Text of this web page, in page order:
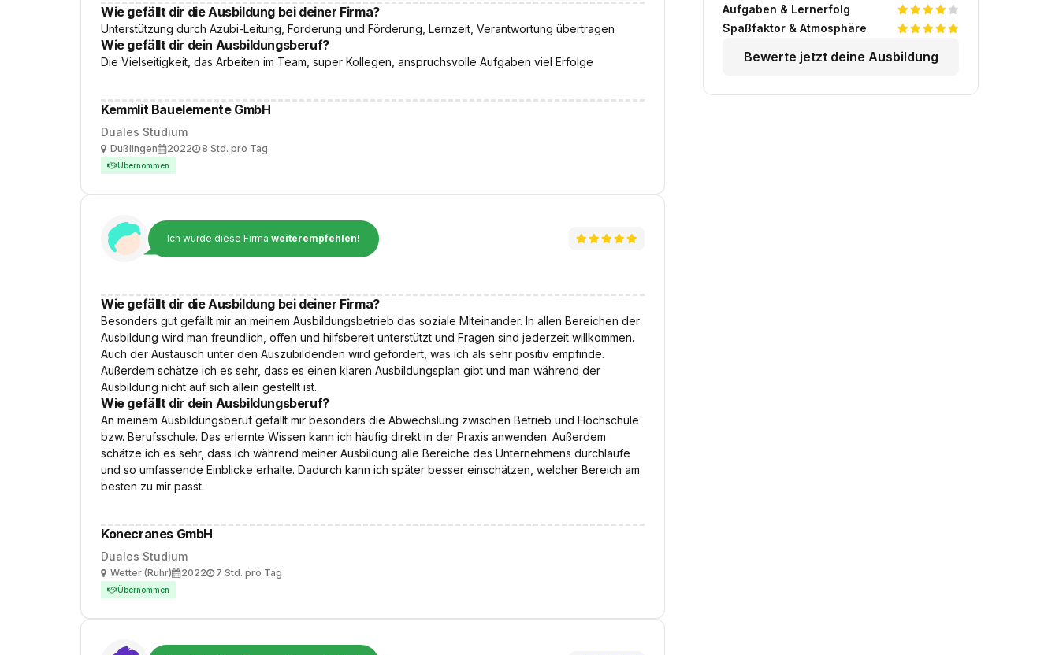
Aufgaben & Lernerfolg
Spaßfaktor & Atmosphäre
Bewerte jetzt deine Ausbildung
Wie gefällt dir die Ausbildung bei deiner Firma?
Unterstützung durch Azubi-Leitung, Forderung und Förderung, Lernzeit, Verantwortung übertragen
Wie gefällt dir dein Ausbildungsberuf?
Die Vielseitigkeit, das Arbeiten im Team, super Kollegen, anspruchsvolle Aufgaben viel Erfolge
Kemmlit Bauelemente GmbH
Duales Studium
OrtDußlingenAusbildungsbeginn
2022Arbeitszeit
8 Std. pro Tag
Übernommen
Ich würde diese Firma weiterempfehlen!
Wie gefällt dir die Ausbildung bei deiner Firma?
Besonders gut gefällt mir an meinem Ausbildungsbetrieb das soziale Miteinander. In allen Bereichen der
Ausbildung wird man freundlich, offen und hilfsbereit unterstützt und Fragen sind jederzeit willkommen.
Auch der Austausch unter den Auszubildenden wird gefördert, was ich als sehr positiv empfinde.
Außerdem schätze ich es sehr, dass es einen klaren Ausbildungsplan gibt und man während der
Ausbildung nicht auf sich allein gestellt ist.
Wie gefällt dir dein Ausbildungsberuf?
An meinem Ausbildungsberuf gefällt mir besonders die Abwechslung zwischen Betrieb und Hochschule
bzw. Berufsschule. Das erlernte Wissen kann ich häufig direkt in der Praxis anwenden. Außerdem
schätze ich es sehr, dass ich während meiner Ausbildung alle Bereiche des Unternehmens durchlaufe
und so umfassende Einblicke erhalte. Dadurch kann ich später besser einschätzen, welcher Bereich am
besten zu mir passt.
Konecranes GmbH
Duales Studium
OrtWetter (Ruhr)Ausbildungsbeginn
2022Arbeitszeit
7 Std. pro Tag
Übernommen